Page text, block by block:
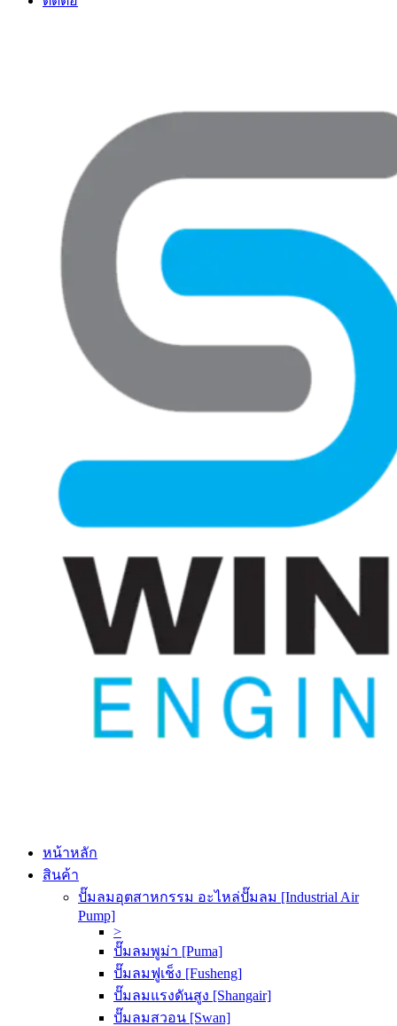
หน้าหลัก
สินค้า
ปั๊มลมอุตสาหกรรม อะไหล่ปั๊มลม [Industrial Air
Pump]
>
ปั๊มลมพูม่า [Puma]
ปั๊มลมฟูเช็ง [Fusheng]
ปั๊มลมแรงดันสูง [Shangair]
ปั๊มลมสวอน [Swan]